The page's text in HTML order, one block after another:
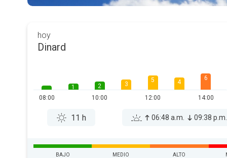
hoy
Dinard
08:00
1
2
10:00
3
5
12:00
4
6
14:00
11 h 06:48 a.m. 09:38 p.m.
BAJO MEDIO ALTO